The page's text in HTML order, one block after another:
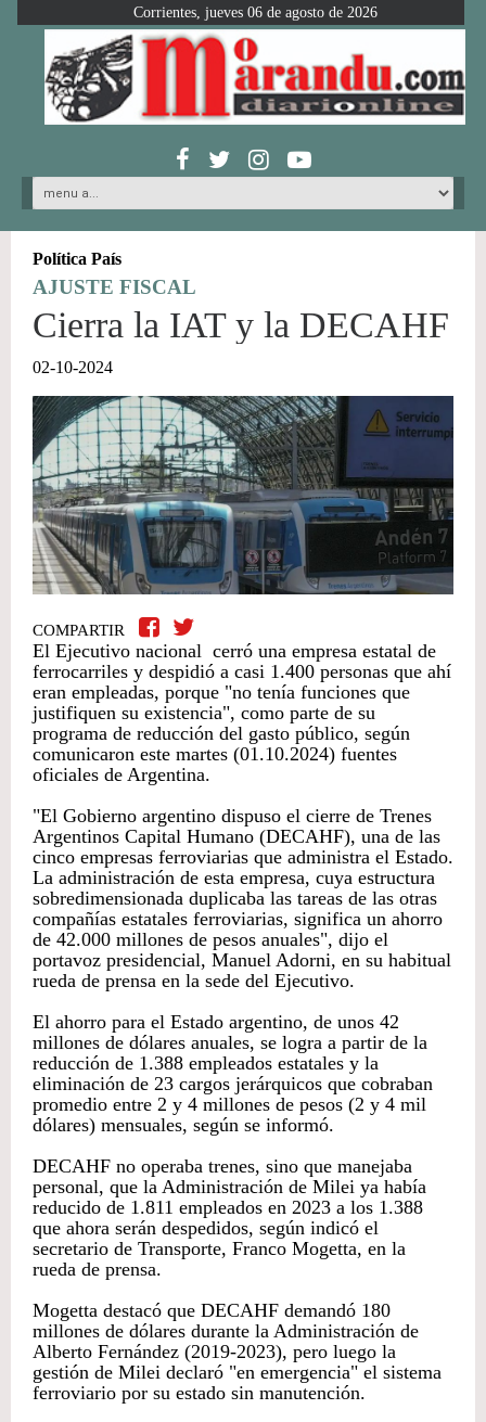
Corrientes, jueves 06 de agosto de 2026
Política País
AJUSTE FISCAL
Cierra la IAT y la DECAHF
02-10-2024
COMPARTIR
El Ejecutivo nacional cerró una empresa estatal de
ferrocarriles y despidió a casi 1.400 personas que ahí
eran empleadas, porque "no tenía funciones que
justifiquen su existencia", como parte de su
programa de reducción del gasto público, según
comunicaron este martes (01.10.2024) fuentes
oficiales de Argentina.
"El Gobierno argentino dispuso el cierre de Trenes
Argentinos Capital Humano (DECAHF), una de las
cinco empresas ferroviarias que administra el Estado.
La administración de esta empresa, cuya estructura
sobredimensionada duplicaba las tareas de las otras
compañías estatales ferroviarias, significa un ahorro
de 42.000 millones de pesos anuales", dijo el
portavoz presidencial, Manuel Adorni, en su habitual
rueda de prensa en la sede del Ejecutivo.
El ahorro para el Estado argentino, de unos 42
millones de dólares anuales, se logra a partir de la
reducción de 1.388 empleados estatales y la
eliminación de 23 cargos jerárquicos que cobraban
promedio entre 2 y 4 millones de pesos (2 y 4 mil
dólares) mensuales, según se informó.
DECAHF no operaba trenes, sino que manejaba
personal, que la Administración de Milei ya había
reducido de 1.811 empleados en 2023 a los 1.388
que ahora serán despedidos, según indicó el
secretario de Transporte, Franco Mogetta, en la
rueda de prensa.
Mogetta destacó que DECAHF demandó 180
millones de dólares durante la Administración de
Alberto Fernández (2019-2023), pero luego la
gestión de Milei declaró "en emergencia" el sistema
ferroviario por su estado sin manutención.